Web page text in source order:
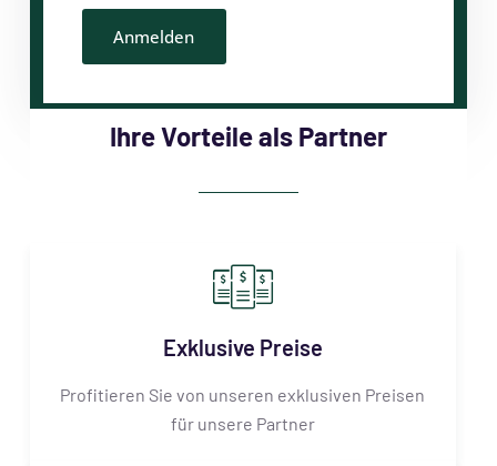
Anmelden
Ihre Vorteile als Partner
Exklusive Preise
Profitieren Sie von unseren exklusiven Preisen
für unsere Partner